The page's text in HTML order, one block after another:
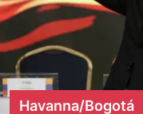
Havanna/Bogotá